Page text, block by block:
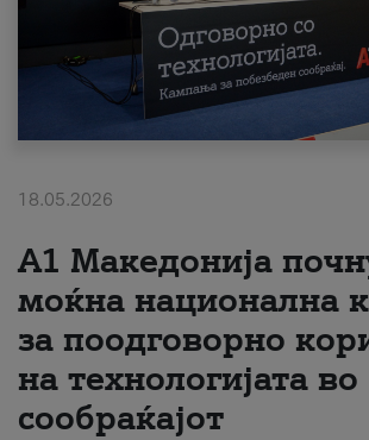
Поддршка
Надополни кредит
#ПодобарОнлајн
18.05.2026
A1 Македонија
моќна национална
за поодговорно
на технологијата во
сообраќајот